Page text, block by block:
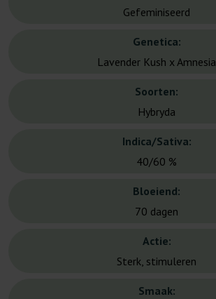
Gefeminiseerd
Genetica:
Lavender Kush x Amnesia
Soorten:
Hybryda
Indica/Sativa:
40/60 %
Bloeiend:
70 dagen
Actie:
Sterk, stimuleren
Smaak: